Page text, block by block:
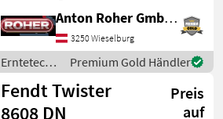
Zinkenverlustsicherung,
Streuwinkelverstellung,
Schutzbügel *
Schwenkbock * 6
Zinkenarme/Kreisel * 6
Kreisel
Anton Roher GmbH (ACA Center Roher)
3250 Wieselburg
Erntetechnik
Grünland /
Fendt
Premium Gold Händler
Fendt Twister
8608 DN
Preis
auf